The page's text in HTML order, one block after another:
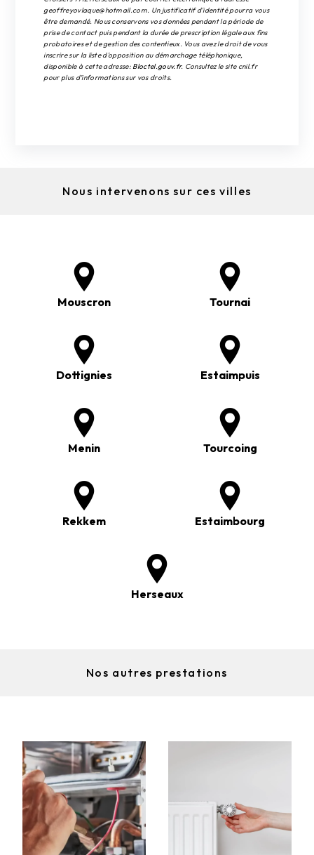
geoffreyovlaque@hotmail.com. Un justificatif d'identité pourra vous
être demandé. Nous conservons vos données pendant la période de
prise de contact puis pendant la durée de prescription légale aux fins
probatoires et de gestion des contentieux. Vous avez le droit de vous
inscrire sur la liste d'opposition au démarchage téléphonique,
disponible à cette adresse: Bloctel.gouv.fr. Consultez le site cnil.fr
pour plus d’informations sur vos droits.
Nous intervenons sur ces villes
Mouscron Tournai
Dottignies Estaimpuis
Menin Tourcoing
Rekkem Estaimbourg
Herseaux
Nos autres prestations